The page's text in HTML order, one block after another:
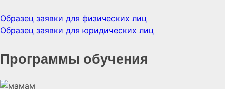
Образец заявки для физических лиц
Образец заявки для юридических лиц
Программы обучения